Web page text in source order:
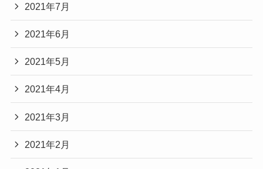
2021年7月
2021年6月
2021年5月
2021年4月
2021年3月
2021年2月